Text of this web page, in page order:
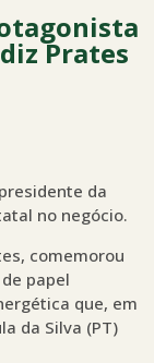
Prates
da
no negócio.
comemorou
papel
que, em
da Silva (PT)